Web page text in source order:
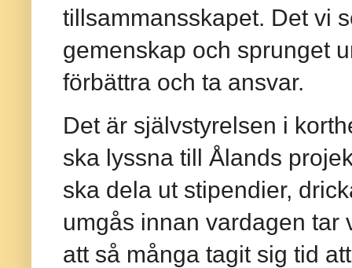
tillsammansskapet. Det vi
gemenskap och sprunget
förbättra och ta ansvar.
Det är självstyrelsen i
ska lyssna till Ålands
ska dela ut stipendier,
umgås innan vardagen tar
att så många tagit sig tid